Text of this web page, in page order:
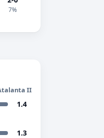
7%
II
1.4
1.3